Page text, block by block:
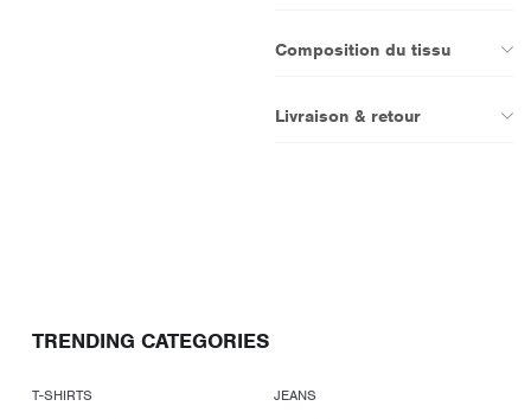
Composition du tissu
Livraison & retour
TRENDING CATEGORIES
T-SHIRTS
JEANS